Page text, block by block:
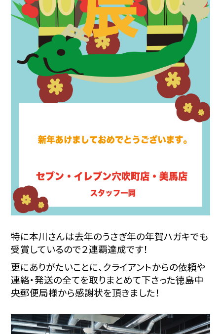
特に本川さんは去年のうさぎ年の年賀ハガキでも
受賞しているので２連覇達成です！
更にありがたいことに、クライアントからの依頼や
連絡・発送の全てを取りまとめて下さった徳島中
央郵便局様から感謝状を頂きました！